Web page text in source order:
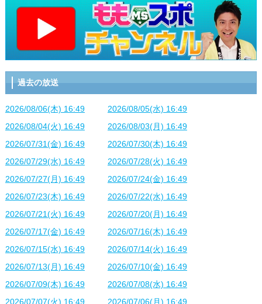
過去の放送
2026/08/06(木) 16:49
2026/08/05(水) 16:49
2026/08/04(火) 16:49
2026/08/03(月) 16:49
2026/07/31(金) 16:49
2026/07/30(木) 16:49
2026/07/29(水) 16:49
2026/07/28(火) 16:49
2026/07/27(月) 16:49
2026/07/24(金) 16:49
2026/07/23(木) 16:49
2026/07/22(水) 16:49
2026/07/21(火) 16:49
2026/07/20(月) 16:49
2026/07/17(金) 16:49
2026/07/16(木) 16:49
2026/07/15(水) 16:49
2026/07/14(火) 16:49
2026/07/13(月) 16:49
2026/07/10(金) 16:49
2026/07/09(木) 16:49
2026/07/08(水) 16:49
2026/07/07(火) 16:49
2026/07/06(月) 16:49